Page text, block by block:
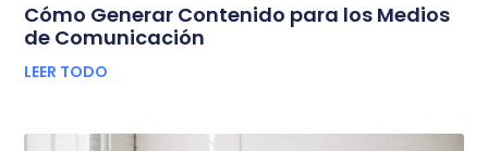
Cómo Generar Contenido para los Medios
de Comunicación
LEER TODO